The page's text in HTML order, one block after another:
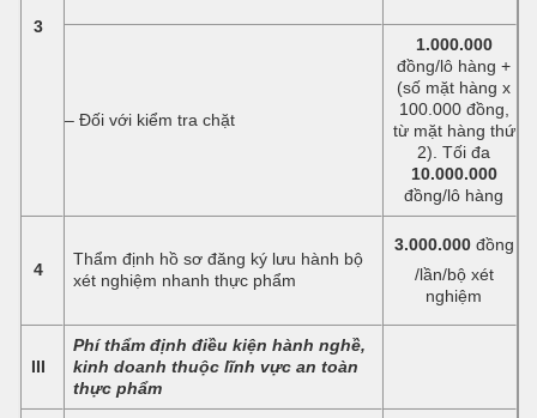
3
– Đối với kiểm tra chặt
1.000.000
đồng/lô hàng +
(số mặt hàng x
100.000 đồng,
từ mặt hàng thứ
2). Tối đa
10.000.000
đồng/lô hàng
4
Thẩm định hồ sơ đăng ký lưu hành bộ
xét nghiệm nhanh thực phẩm
3.000.000đồng
/lần/bộ xét
nghiệm
III
Phí thẩm định điều kiện hành nghề,
kinh doanh thuộc lĩnh vực an toàn
thực phẩm